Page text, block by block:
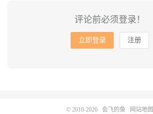
评论前必须登录！
立即登录 注册
© 2010-2026 会飞的鱼 网站地图